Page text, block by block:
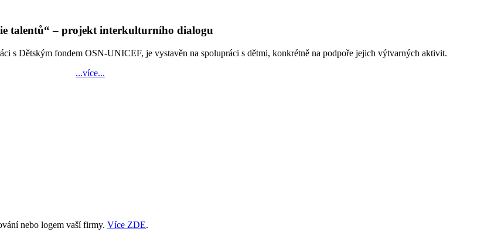
talentů“ – projekt interkulturního dialogu
s Dětským fondem OSN-UNICEF, je vystavěn na spolupráci s dětmi, konkrétně na podpoře jejich výtvarných aktivit.
...více...
nebo logem vaší firmy. Více ZDE.